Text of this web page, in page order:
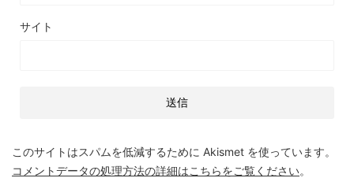
サイト
このサイトはスパムを低減するために Akismet を使っています。
コメントデータの処理方法の詳細はこちらをご覧ください。